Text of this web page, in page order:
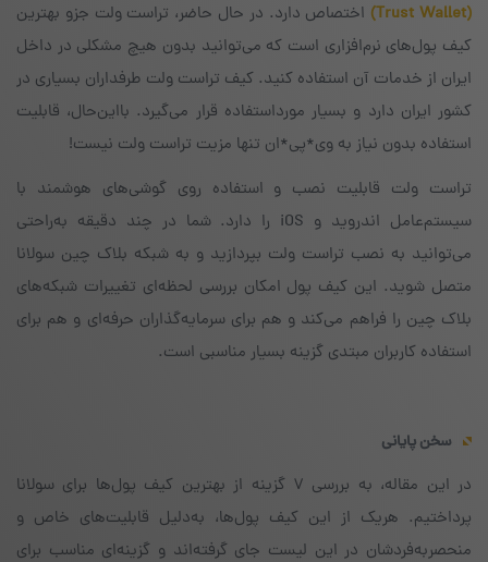
(Trust Wallet)
اختصاص دارد. در حال حاضر، تراست ولت جزو بهترین
کیف پول‌های نرم‌افزاری است که می‌توانید بدون هیچ مشکلی در داخل
ایران از خدمات آن استفاده کنید. کیف تراست ولت طرفداران بسیاری در
کشور ایران دارد و بسیار مورداستفاده قرار می‌گیرد. بااین‌حال، قابلیت
استفاده بدون نیاز به وی*پی*ان تنها مزیت تراست ولت نیست!
تراست ولت قابلیت نصب و استفاده روی گوشی‌های هوشمند با
سیستم‌عامل اندروید و iOS را دارد. شما در چند دقیقه به‌راحتی
می‌توانید به نصب تراست ولت بپردازید و به شبکه‌ بلاک چین سولانا
متصل شوید. این کیف پول امکان بررسی لحظه‌ای تغییرات شبکه‌های
بلاک چین را فراهم می‌کند و هم برای سرمایه‌گذاران حرفه‌ای و هم برای
استفاده‌ کاربران مبتدی گزینه‌ بسیار مناسبی است.
سخن پایانی
در این مقاله، به بررسی ۷ گزینه از بهترین کیف پول‌ها برای سولانا
پرداختیم. هریک از این کیف پول‌ها، به‌دلیل قابلیت‌های خاص و
منحصربه‌فردشان در این لیست جای گرفته‌اند و گزینه‌ای مناسب برای